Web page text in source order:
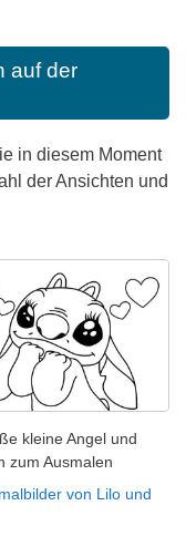
auf der
in diesem Moment
der Ansichten und
kleine Angel und
zum Ausmalen
von Lilo und